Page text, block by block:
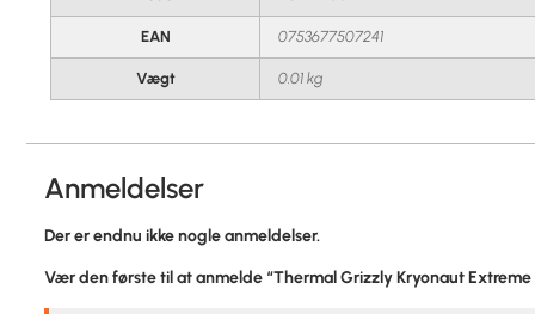
EAN 0753677507241
Vægt 0.01 kg
Anmeldelser
Der er endnu ikke nogle anmeldelser.
Vær den første til at anmelde “Thermal Grizzly Kryonaut Extreme